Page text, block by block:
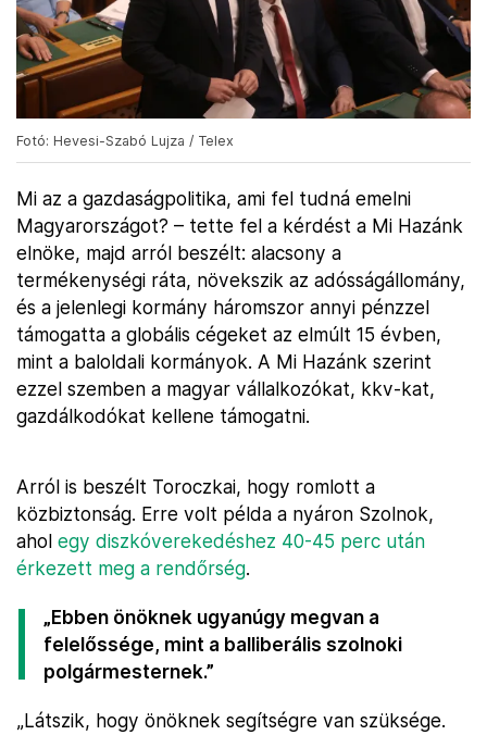
Fotó: Hevesi-Szabó Lujza / Telex
Mi az a gazdaságpolitika, ami fel tudná emelni
Magyarországot? – tette fel a kérdést a Mi Hazánk
elnöke, majd arról beszélt: alacsony a
termékenységi ráta, növekszik az adósságállomány,
és a jelenlegi kormány háromszor annyi pénzzel
támogatta a globális cégeket az elmúlt 15 évben,
mint a baloldali kormányok. A Mi Hazánk szerint
ezzel szemben a magyar vállalkozókat, kkv-kat,
gazdálkodókat kellene támogatni.
Arról is beszélt Toroczkai, hogy romlott a
közbiztonság. Erre volt példa a nyáron Szolnok,
ahol egy diszkóverekedéshez 40-45 perc után
érkezett meg a rendőrség.
„Ebben önöknek ugyanúgy megvan a
felelőssége, mint a balliberális szolnoki
polgármesternek.”
„Látszik, hogy önöknek segítségre van szüksége.